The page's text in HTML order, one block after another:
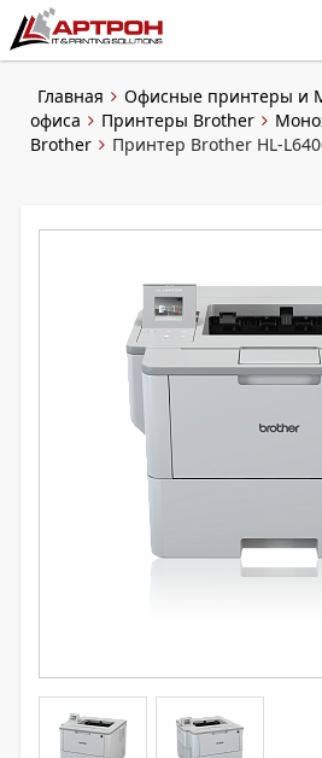
Главная Офисные принтеры и
офиса
Принтеры Brother
Brother
Принтер Brother HL-